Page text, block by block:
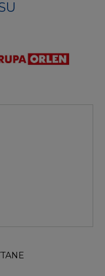
tematów, o